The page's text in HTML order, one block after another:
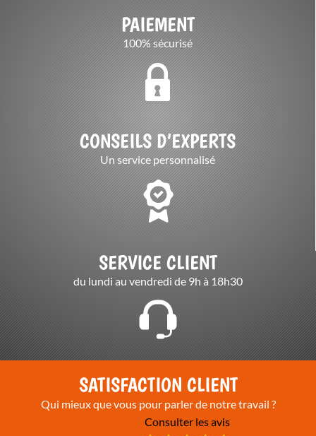
PAIEMENT
100% sécurisé
CONSEILS D’EXPERTS
Un service personnalisé
SERVICE CLIENT
du lundi au vendredi de 9h à 18h30
SATISFACTION CLIENT
Qui mieux que vous pour parler de notre travail ?
Consulter les avis